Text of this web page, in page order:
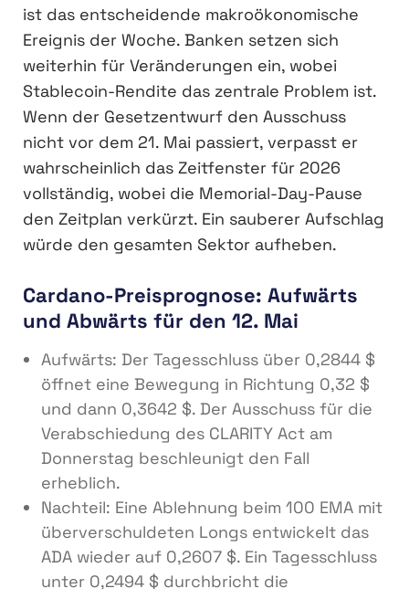
ist das entscheidende makroökonomische
Ereignis der Woche. Banken setzen sich
weiterhin für Veränderungen ein, wobei
Stablecoin-Rendite das zentrale Problem ist.
Wenn der Gesetzentwurf den Ausschuss
nicht vor dem 21. Mai passiert, verpasst er
wahrscheinlich das Zeitfenster für 2026
vollständig, wobei die Memorial-Day-Pause
den Zeitplan verkürzt. Ein sauberer Aufschlag
würde den gesamten Sektor aufheben.
Cardano-Preisprognose: Aufwärts
und Abwärts für den 12. Mai
Aufwärts: Der Tagesschluss über 0,2844 $
öffnet eine Bewegung in Richtung 0,32 $
und dann 0,3642 $. Der Ausschuss für die
Verabschiedung des CLARITY Act am
Donnerstag beschleunigt den Fall
erheblich.
Nachteil: Eine Ablehnung beim 100 EMA mit
überverschuldeten Longs entwickelt das
ADA wieder auf 0,2607 $. Ein Tagesschluss
unter 0,2494 $ durchbricht die